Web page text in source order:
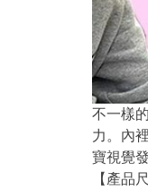
不一樣
力。內
寶視覺
【產品